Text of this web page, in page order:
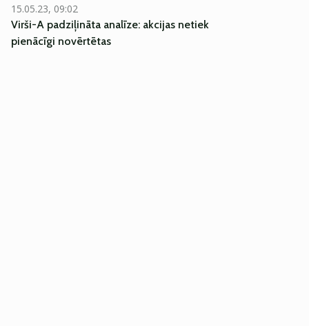
15.05.23, 09:02
Virši-A padziļināta analīze: akcijas netiek
pienācīgi novērtētas